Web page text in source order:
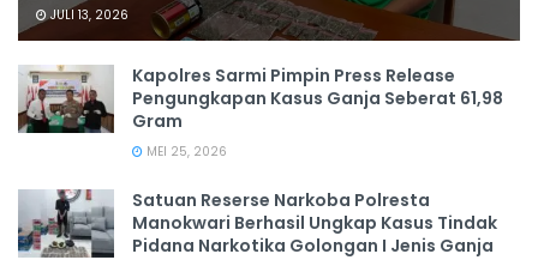
JULI 13, 2026
Kapolres Sarmi Pimpin Press Release
Pengungkapan Kasus Ganja Seberat 61,98
Gram
MEI 25, 2026
Satuan Reserse Narkoba Polresta
Manokwari Berhasil Ungkap Kasus Tindak
Pidana Narkotika Golongan I Jenis Ganja